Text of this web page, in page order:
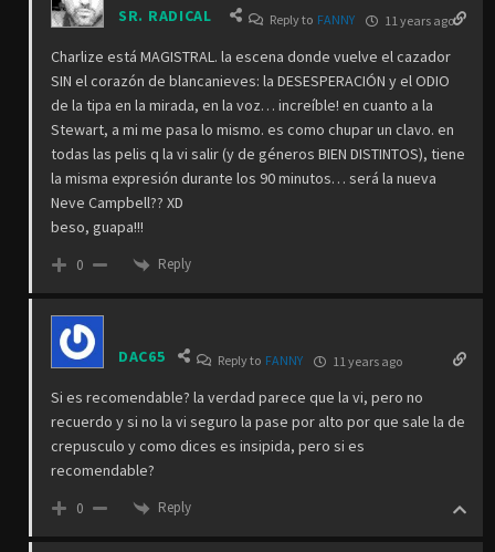
SR. RADICAL Reply to FANNY 11 years ago
Charlize está MAGISTRAL. la escena donde vuelve el cazador
SIN el corazón de blancanieves: la DESESPERACIÓN y el ODIO
de la tipa en la mirada, en la voz… increíble! en cuanto a la
Stewart, a mi me pasa lo mismo. es como chupar un clavo. en
todas las pelis q la vi salir (y de géneros BIEN DISTINTOS), tiene
la misma expresión durante los 90 minutos… será la nueva
Neve Campbell?? XD
beso, guapa!!!
0 Reply
DAC65 Reply to FANNY 11 years ago
Si es recomendable? la verdad parece que la vi, pero no
recuerdo y si no la vi seguro la pase por alto por que sale la de
crepusculo y como dices es insipida, pero si es
recomendable?
0 Reply